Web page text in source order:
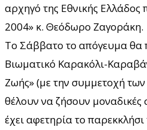
αρχηγό της Εθνικής Ελλάδος
2004» κ. Θεόδωρο Ζαγοράκη.
Το Σάββατο το απόγευμα θα
Βιωματικό Καρακόλι-
Ζωής» (με την συμμετοχή
θέλουν να ζήσουν μοναδικές
έχει αφετηρία το